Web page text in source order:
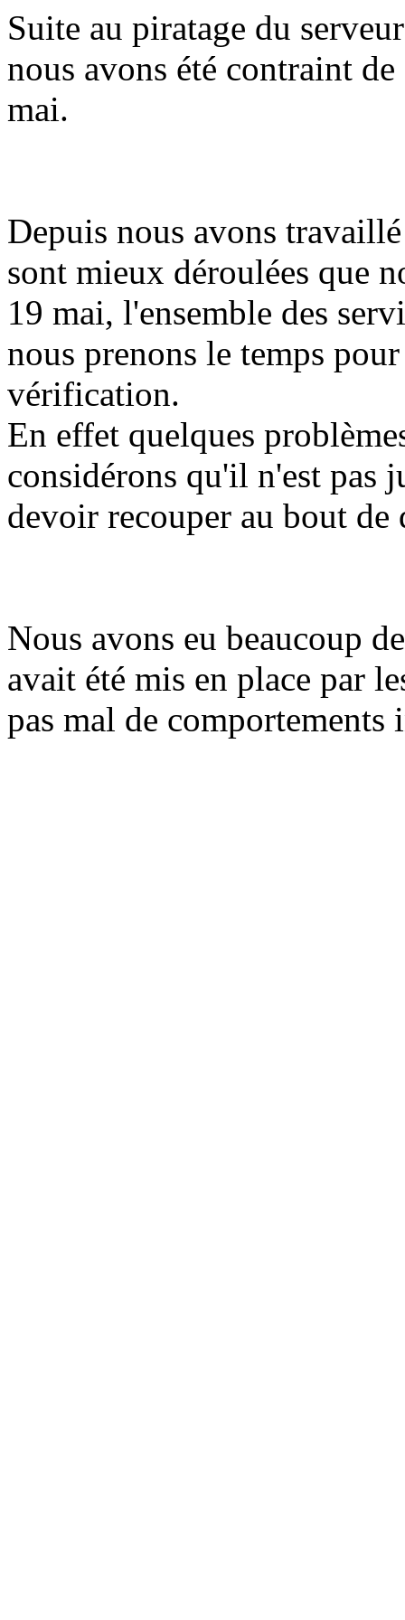
Suite au piratage du
nous avons été contraint
mai.
Depuis nous avons
sont mieux déroulées que
19 mai, l'ensemble des
nous prenons le temps
vérification.
En effet quelques
considérons qu'il n'est pas
devoir recouper au bout de
Nous avons eu beaucoup
avait été mis en place par
pas mal de comportements